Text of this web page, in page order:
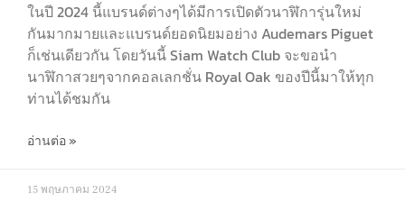
ในปี 2024 นี้แบรนด์ต่างๆได้มีการเปิดตัวนาฬิการุ่นใหม่
กันมากมายและแบรนด์ยอดนิยมอย่าง Audemars Piguet
ก็เช่นเดียวกัน โดยวันนี้ Siam Watch Club จะขอนำ
นาฬิกาสวยๆจากคอลเลกชั่น Royal Oak ของปีนี้มาให้ทุก
ท่านได้ชมกัน
อ่านต่อ »
15 พฤษภาคม 2024